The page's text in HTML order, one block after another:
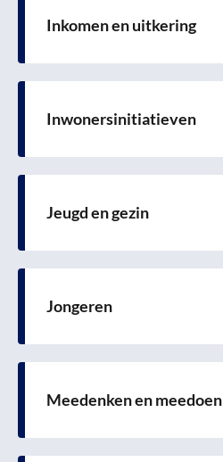
Inkomen en uitkering
Lees
over
Inwonersinitiatieven
Lees
over
Jeugd en gezin
Lees
over
Jongeren
Lees
over
Meedenken en meedoen
Lees
over